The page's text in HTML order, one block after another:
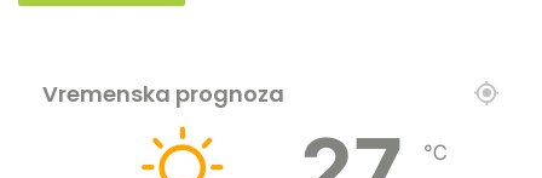
Vremenska prognoza
℃